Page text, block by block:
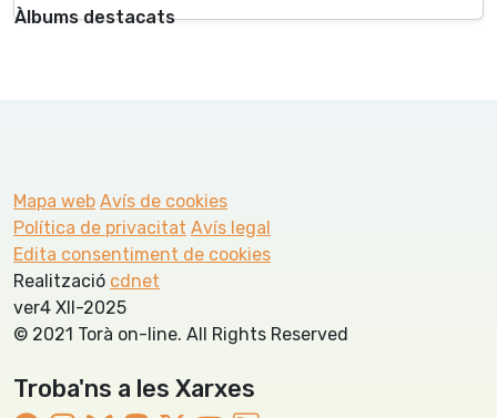
Àlbums destacats
Mapa web Avís de cookies
Política de privacitat Avís legal
Edita consentiment de cookies
Realització cdnet
ver4 XII-2025
© 2021 Torà on-line. All Rights Reserved
Troba'ns a les Xarxes